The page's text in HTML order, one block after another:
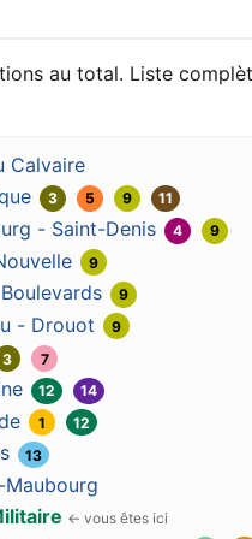
au total. Liste
Calvaire
3 5 9 11
- Saint-Denis 4 9
9
9
- Drouot 9
3 7
12 14
1 12
13
Maubourg